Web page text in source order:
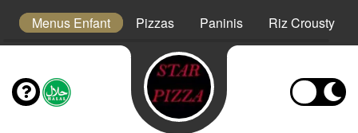
Menus Enfant Pizzas Paninis Riz Crousty